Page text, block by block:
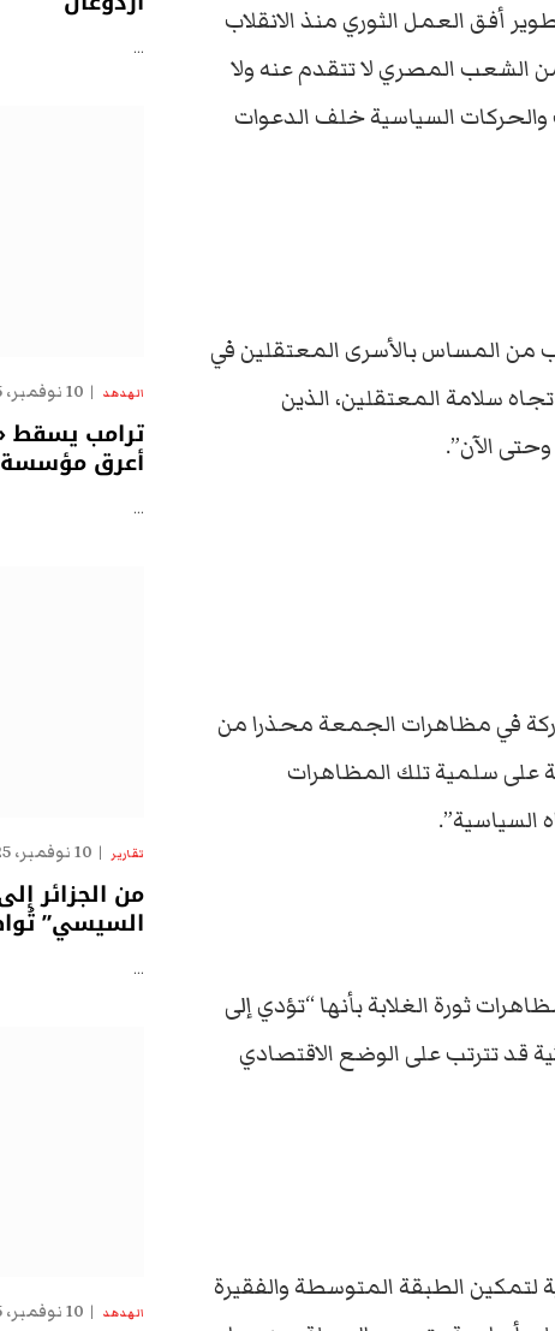
الذي أعلنته الجماعة منذ ثورة يناير في 2011، وتطوير أفق العمل الثوري منذ الانقلاب
الشعب المصري لا تتقدم عنه ولا
السياسية خلف الدعوات
من المساس بالأسرى المعتقلين في
سلامة المعتقلين، الذين
في مظاهرات الجمعة محذرا من
على سلمية تلك المظاهرات
الدعوات لمظاهرات ثورة الغلابة بأنها “تؤدي إلى
قد تترتب على الوضع الاقتصادي
لتمكين الطبقة المتوسطة والفقيرة
…
الهدهد 10 نوفمبر، 2025
ترامب يسقط
أعرق مؤسسة
…
تقارير 10 نوفمبر، 2025
من الجزائر
السيسي”
…
الهدهد 10 نوفمبر، 2025